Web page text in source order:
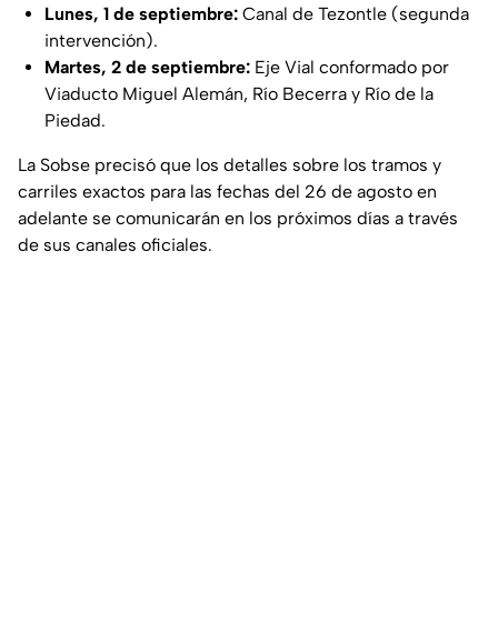
Lunes, 1 de septiembre: Canal de Tezontle (segunda
intervención).
Martes, 2 de septiembre: Eje Vial conformado por
Viaducto Miguel Alemán, Río Becerra y Río de la
Piedad.
La Sobse precisó que los detalles sobre los tramos y
carriles exactos para las fechas del 26 de agosto en
adelante se comunicarán en los próximos días a través
de sus canales oficiales.